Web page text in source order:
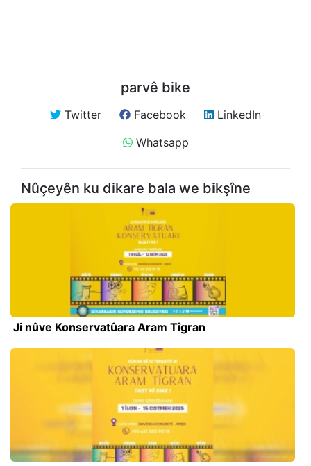
parvê bike
Twitter Facebook
LinkedIn
Whatsapp
Nûçeyên ku dikare bala we bikşîne
Ji nûve Konservatûara Aram Tîgran